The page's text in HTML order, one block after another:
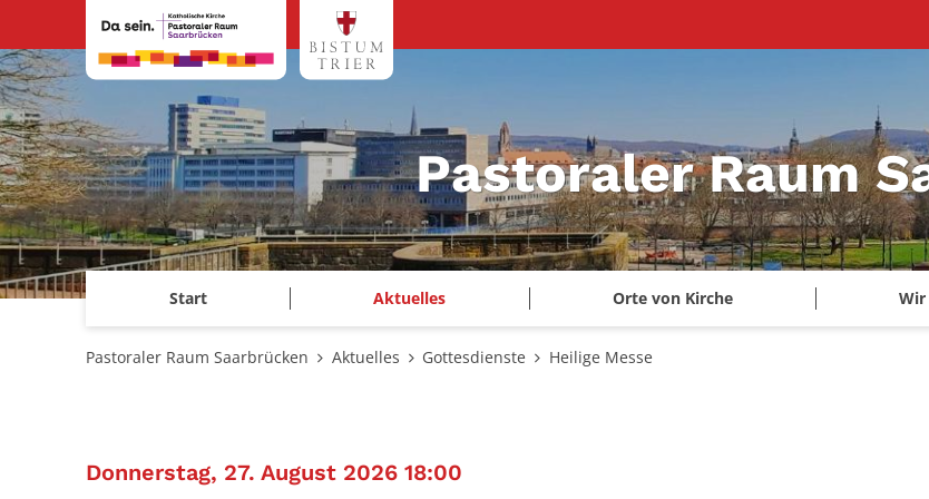
Zum Inhalt springen
Pastoraler Raum
Start Aktuelles Orte von Kirche Wir
Pastoraler Raum Saarbrücken Aktuelles Gottesdienste Heilige Messe
Donnerstag, 27. August 2026 18:00